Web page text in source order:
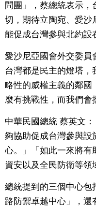
問團」，蔡總統表示
切，期待立陶宛、愛沙
能促成台灣參與北約設
愛沙尼亞國會外交委員
台灣都是民主的燈塔，
略性的威權主義的鄰國
麼有挑戰性，而我們會
中華民國總統 蔡英文
夠協助促成台灣參與設
心。」「如此一來將有
資安以及全民防衛等領
總統提到的三個中心包
路防禦卓越中心」，還